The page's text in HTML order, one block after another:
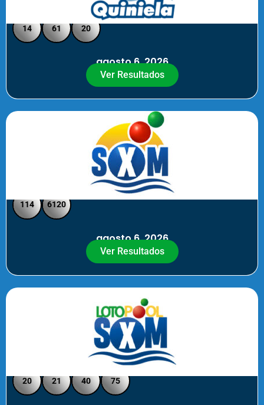
Quiniela SXM - Medio Día
14 61 20
agosto 6, 2026
Ver Resultados
SXM Medio día - Pick 3 Pick 4
114 6120
agosto 6, 2026
Ver Resultados
Loto Pool SXM - Medio Día
20 21 40 75